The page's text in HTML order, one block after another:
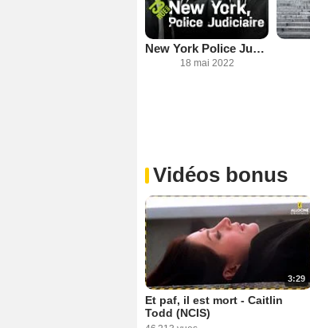
New York Police Judiciaire
18 mai 2022
Vidéos bonus
3:29
Et paf, il est mort - Caitlin
Todd (NCIS)